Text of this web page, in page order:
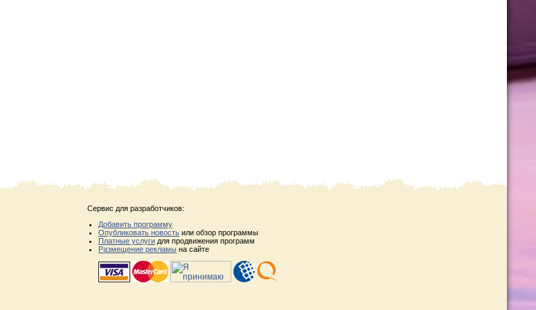
Сервис для разработчиков:
Добавить программу
Опубликовать новость или обзор программы
Платные услуги для продвижения программ
Размещение рекламы на сайте